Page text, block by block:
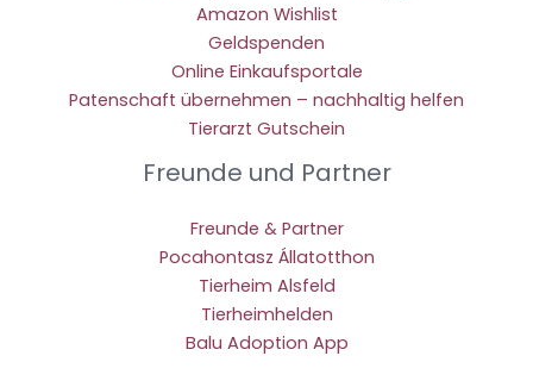
Amazon Wishlist
Geldspenden
Online Einkaufsportale
Patenschaft übernehmen – nachhaltig helfen
Tierarzt Gutschein
Freunde und Partner
Freunde & Partner
Pocahontasz Állatotthon
Tierheim Alsfeld
Tierheimhelden
Balu Adoption App